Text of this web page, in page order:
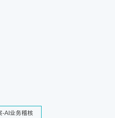
-AI业务稽核